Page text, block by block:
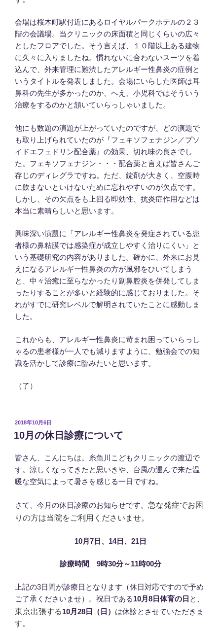
会場は桜木町駅付近にあるロイヤルパークホテルの２３
階の会議場。当クリニックの床面積と同じくらいの広々
としたフロアでした。そう言えば、１０階以上ある建物
に久々に入りましたね。慣れないに合わないスーツを着
込んで、外来管理に難渋したアレルギー性鼻炎の症例と
いうタイトルを発表しました。会場にいらした医師は耳
鼻科の先生が多かったのか、へえ、小児科ではそういう
治療をするのかと頷いていらっしゃいました。
他にも数題の演題が上がっていたのですが、どの演題で
も取り上げられていたのが『フェキソフェナジン／プソ
イドエフェドリン配合薬』の効果、切れ味の良さでし
た。フェキソフェナジン・・・配合薬と言えば皆さんご
存じのディレグラですね。ただ、錠剤が大きく、空腹時
に飲まないといけないために忘れやすいのが欠点です。
しかし、その欠点をも上回る即効性、抗炎症作用などは
本当に素晴らしいと思います。
興味深い演題に「アレルギー性鼻炎を発症されている患
者様の鼻粘膜では感染症が成立しやすく治りにくい」と
いう基礎研究の内容がありました。確かに、外来にお見
えになるアレルギー性鼻炎の方が風邪をひいてしまう
と、中々治癒に至らなかったり副鼻腔炎を併発してしま
ったりすることが多いと経験的に感じておりました。そ
れがすでに研究レベルで解明されていたことに感動しま
した。
これからも、アレルギー性鼻炎に苛まれ困っていらっし
ゃるの患者様が一人でも減りますように、勉強会での知
識を活かして診療に臨みたいと思います。
（了）
投
稿
日:
2018年10月6日
10月の休日診療について
皆さん、こんにちは。糸魚川こどもクリニックの渡辺で
す。涼しくなってきたと思いきや、台風の運んで来た温
暖な空気によって暑さを感じる一日ですね。
さて、今月の休日診療のお知らせです。 急な発症でお困
りの方は当院をご利用くださいませ。
10月7日、14日、21日
診療時間 9時30分～11時00分
上記の3日間が診療日となります（休日対応ですので予め
ご了承くださいませ）。祝日である10月8日体育の日 と、
東京出張する10月28日（日） は休診とさせていただきま
す。